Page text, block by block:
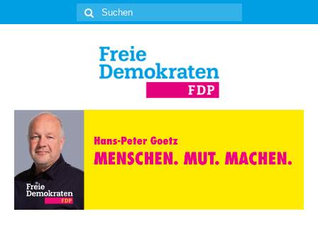
Suche
nach: